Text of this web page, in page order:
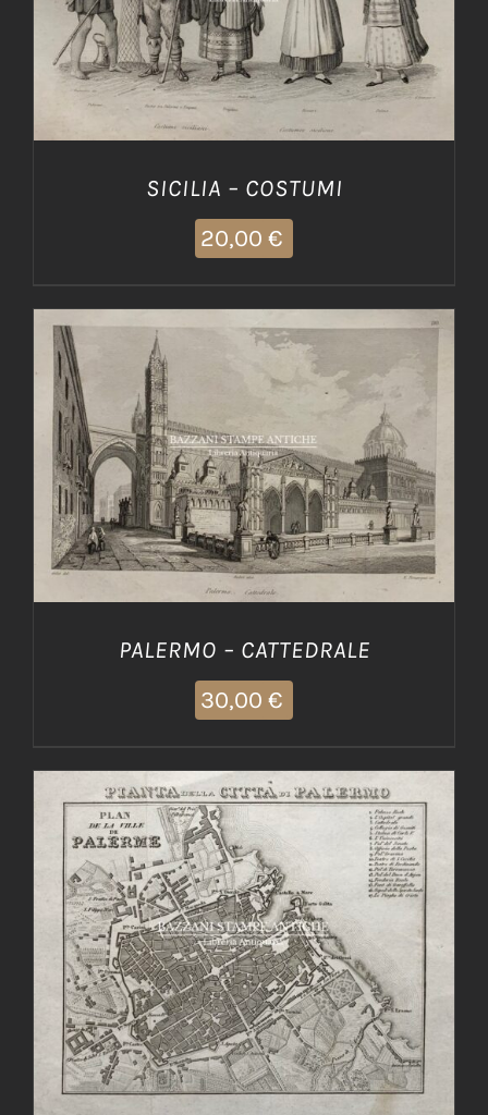
AGGIUNGI AL CARRELLO DETTAGLI
SICILIA – COSTUMI
20,00 €
AGGIUNGI AL CARRELLO / DETTAGLI
PALERMO – CATTEDRALE
30,00 €
AGGIUNGI AL CARRELLO / DETTAGLI